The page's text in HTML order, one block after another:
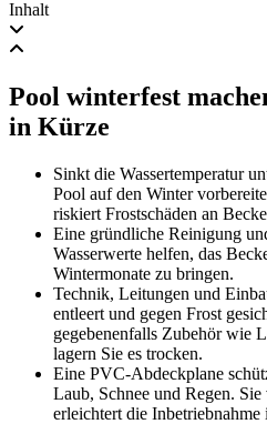
Inhalt
Pool winterfest
in Kürze
Sinkt die Wassertemperatur
Pool auf den Winter
riskiert Frostschäden an
Eine gründliche Reinigung
Wasserwerte helfen, das
Wintermonate zu bringen.
Technik, Leitungen und
entleert und gegen Frost
gegebenenfalls Zubehör wie
lagern Sie es trocken.
Eine PVC-Abdeckplane
Laub, Schnee und Regen.
erleichtert die Inbetriebnahme